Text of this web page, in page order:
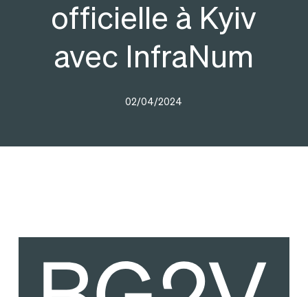
officielle à Kyiv
avec InfraNum
02/04/2024